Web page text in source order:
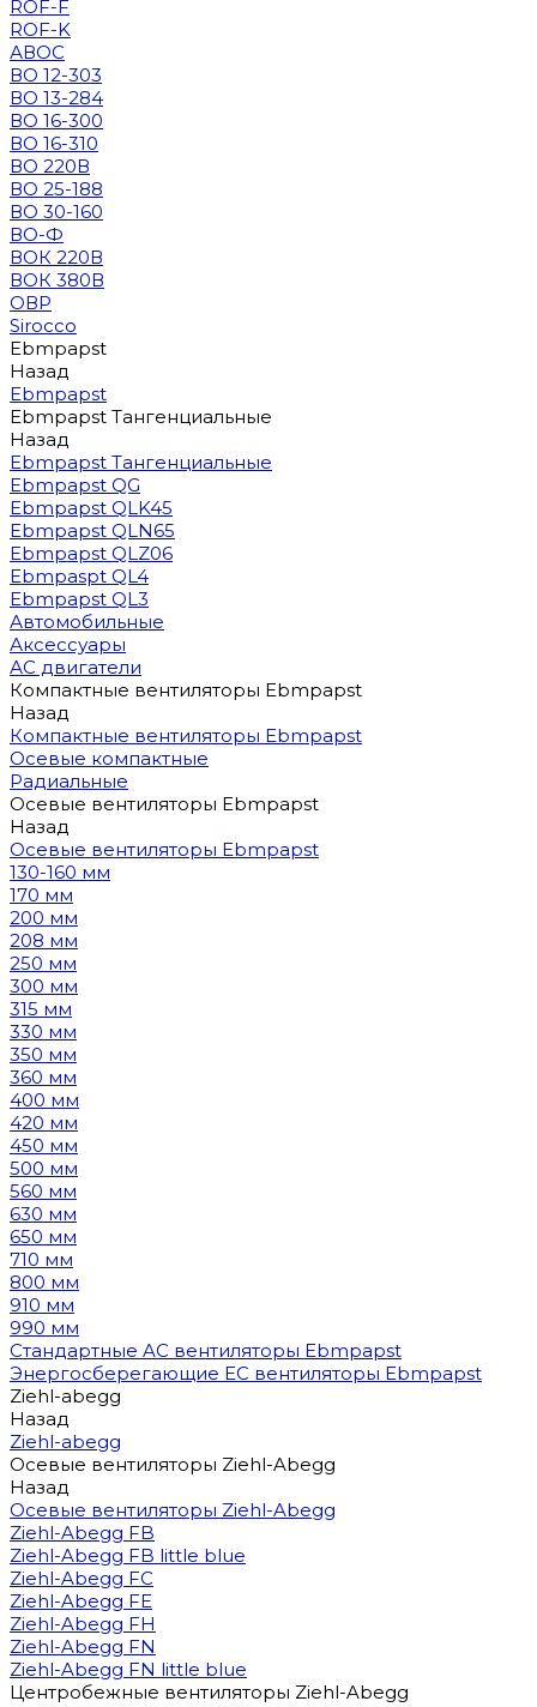
ROF-F
ROF-K
АВОС
ВО 12-303
ВО 13-284
ВО 16-300
ВО 16-310
ВО 220В
ВО 25-188
ВО 30-160
ВО-Ф
ВОК 220В
ВОК 380В
ОВР
Sirocco
Ebmpapst
Назад
Ebmpapst
Ebmpapst Тангенциальные
Назад
Ebmpapst Тангенциальные
Ebmpapst QG
Ebmpapst QLK45
Ebmpapst QLN65
Ebmpapst QLZ06
Ebmpaspt QL4
Ebmpapst QL3
Автомобильные
Аксессуары
АС двигатели
Компактные вентиляторы Ebmpapst
Назад
Компактные вентиляторы Ebmpapst
Осевые компактные
Радиальные
Осевые вентиляторы Ebmpapst
Назад
Осевые вентиляторы Ebmpapst
130-160 мм
170 мм
200 мм
208 мм
250 мм
300 мм
315 мм
330 мм
350 мм
360 мм
400 мм
420 мм
450 мм
500 мм
560 мм
630 мм
650 мм
710 мм
800 мм
910 мм
990 мм
Стандартные AC вентиляторы Ebmpapst
Энергосберегающие EC вентиляторы Ebmpapst
Ziehl-abegg
Назад
Ziehl-abegg
Осевые вентиляторы Ziehl-Abegg
Назад
Осевые вентиляторы Ziehl-Abegg
Ziehl-Abegg FB
Ziehl-Abegg FB little blue
Ziehl-Abegg FC
Ziehl-Abegg FE
Ziehl-Abegg FH
Ziehl-Abegg FN
Ziehl-Abegg FN little blue
Центробежные вентиляторы Ziehl-Abegg